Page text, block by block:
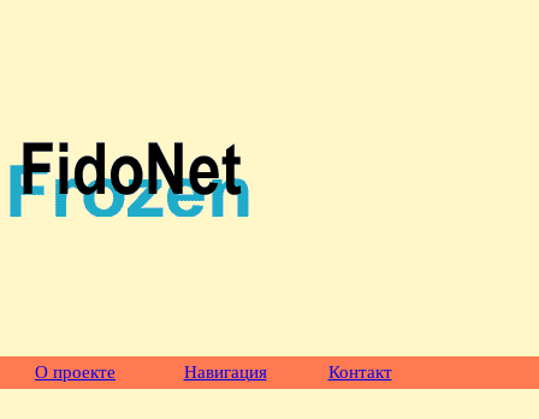
О проекте Навигация Контакт